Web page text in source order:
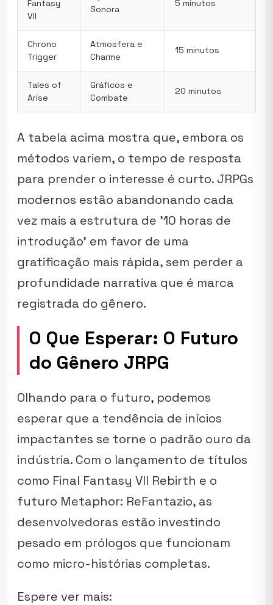
Fantasy
VII
Sonora
5 minutos
Chrono
Trigger
Atmosfera e
Charme
15 minutos
Tales of
Arise
Gráficos e
Combate
20 minutos
A tabela acima mostra que, embora os
métodos variem, o tempo de resposta
para prender o interesse é curto. JRPGs
modernos estão abandonando cada
vez mais a estrutura de ’10 horas de
introdução’ em favor de uma
gratificação mais rápida, sem perder a
profundidade narrativa que é marca
registrada do gênero.
O Que Esperar: O Futuro
do Gênero JRPG
Olhando para o futuro, podemos
esperar que a tendência de inícios
impactantes se torne o padrão ouro da
indústria. Com o lançamento de títulos
como Final Fantasy VII Rebirth e o
futuro Metaphor: ReFantazio, as
desenvolvedoras estão investindo
pesado em prólogos que funcionam
como micro-histórias completas.
Espere ver mais: